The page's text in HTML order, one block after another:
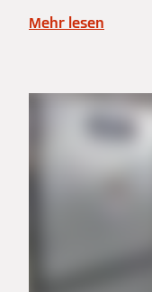
Mehr lesen